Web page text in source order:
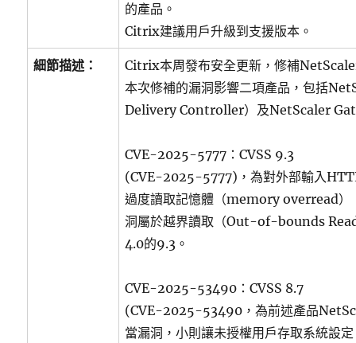
的產品。
Citrix建議用戶升級到支援版本。
細節描述：
Citrix本周發布安全更新，修補
本次修補的漏洞影響二項產品，包括
Delivery Controller）及NetScaler
CVE-2025-5777：CVSS 9.3
(CVE-2025-5777)，為對外部輸入
過度讀取記憶體（memory overread）
洞屬於越界讀取（Out-of-bounds
4.0的9.3。
CVE-2025-53490：CVSS 8.7
(CVE-2025-53490，為前述產品
當漏洞，小則讓未授權用戶存取系統設